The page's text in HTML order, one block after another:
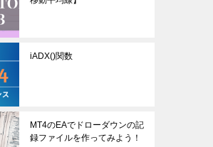
iADX()関数
MT4のEAでドローダウンの記
録ファイルを作ってみよう！